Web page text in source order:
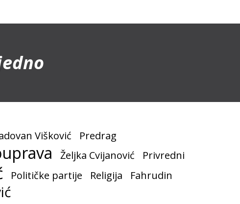
Višković
Predrag
Željka Cvijanović
Privredni
Političke partije Religija
Fahrudin